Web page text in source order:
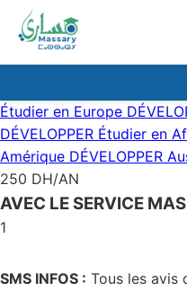
contenu
Étudier en Europe
DÉVELOPPER Étudier en
Amérique DÉVELOPPER
250 DH/AN
AVEC LE SERVICE
1
SMS INFOS : Tous les avis